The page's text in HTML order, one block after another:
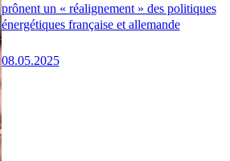
prônent un « réalignement » des politiques
énergétiques française et allemande
08.05.2025